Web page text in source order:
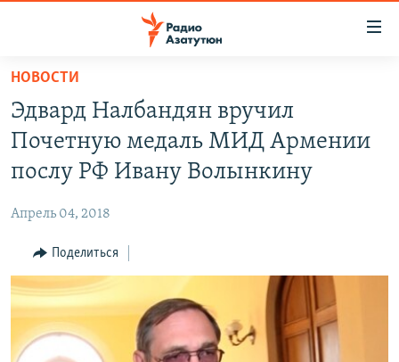
Перейти
основному
содержанию
основной
навигации
Перейти
поиску
НОВОСТИ
ПОЛИТИКА
ЭКОНОМИКА
РЕГИОН
НАГОРНЫЙ КАРАБАХ
КУЛЬТУРА
СПОРТ
НОВОСТИ
Эдвард Налбандян вручил
Почетную медаль МИД Армении
послу РФ Ивану Волынкину
Апрель 04, 2018
Поделиться